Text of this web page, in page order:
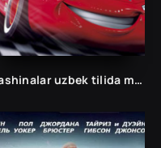
Mashinalar uzbek tilida multfilm 2006 tarjima multfilmlar skachat